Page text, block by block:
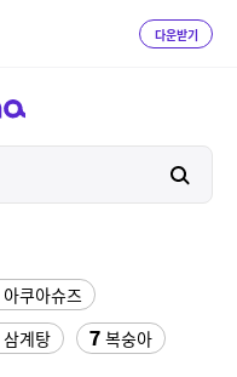
다운받기
아쿠아슈즈
삼계탕 7 복숭아